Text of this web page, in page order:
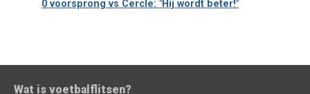
0 voorsprong vs Cercle: "Hij wordt beter!"
Wat is voetbalflitsen?